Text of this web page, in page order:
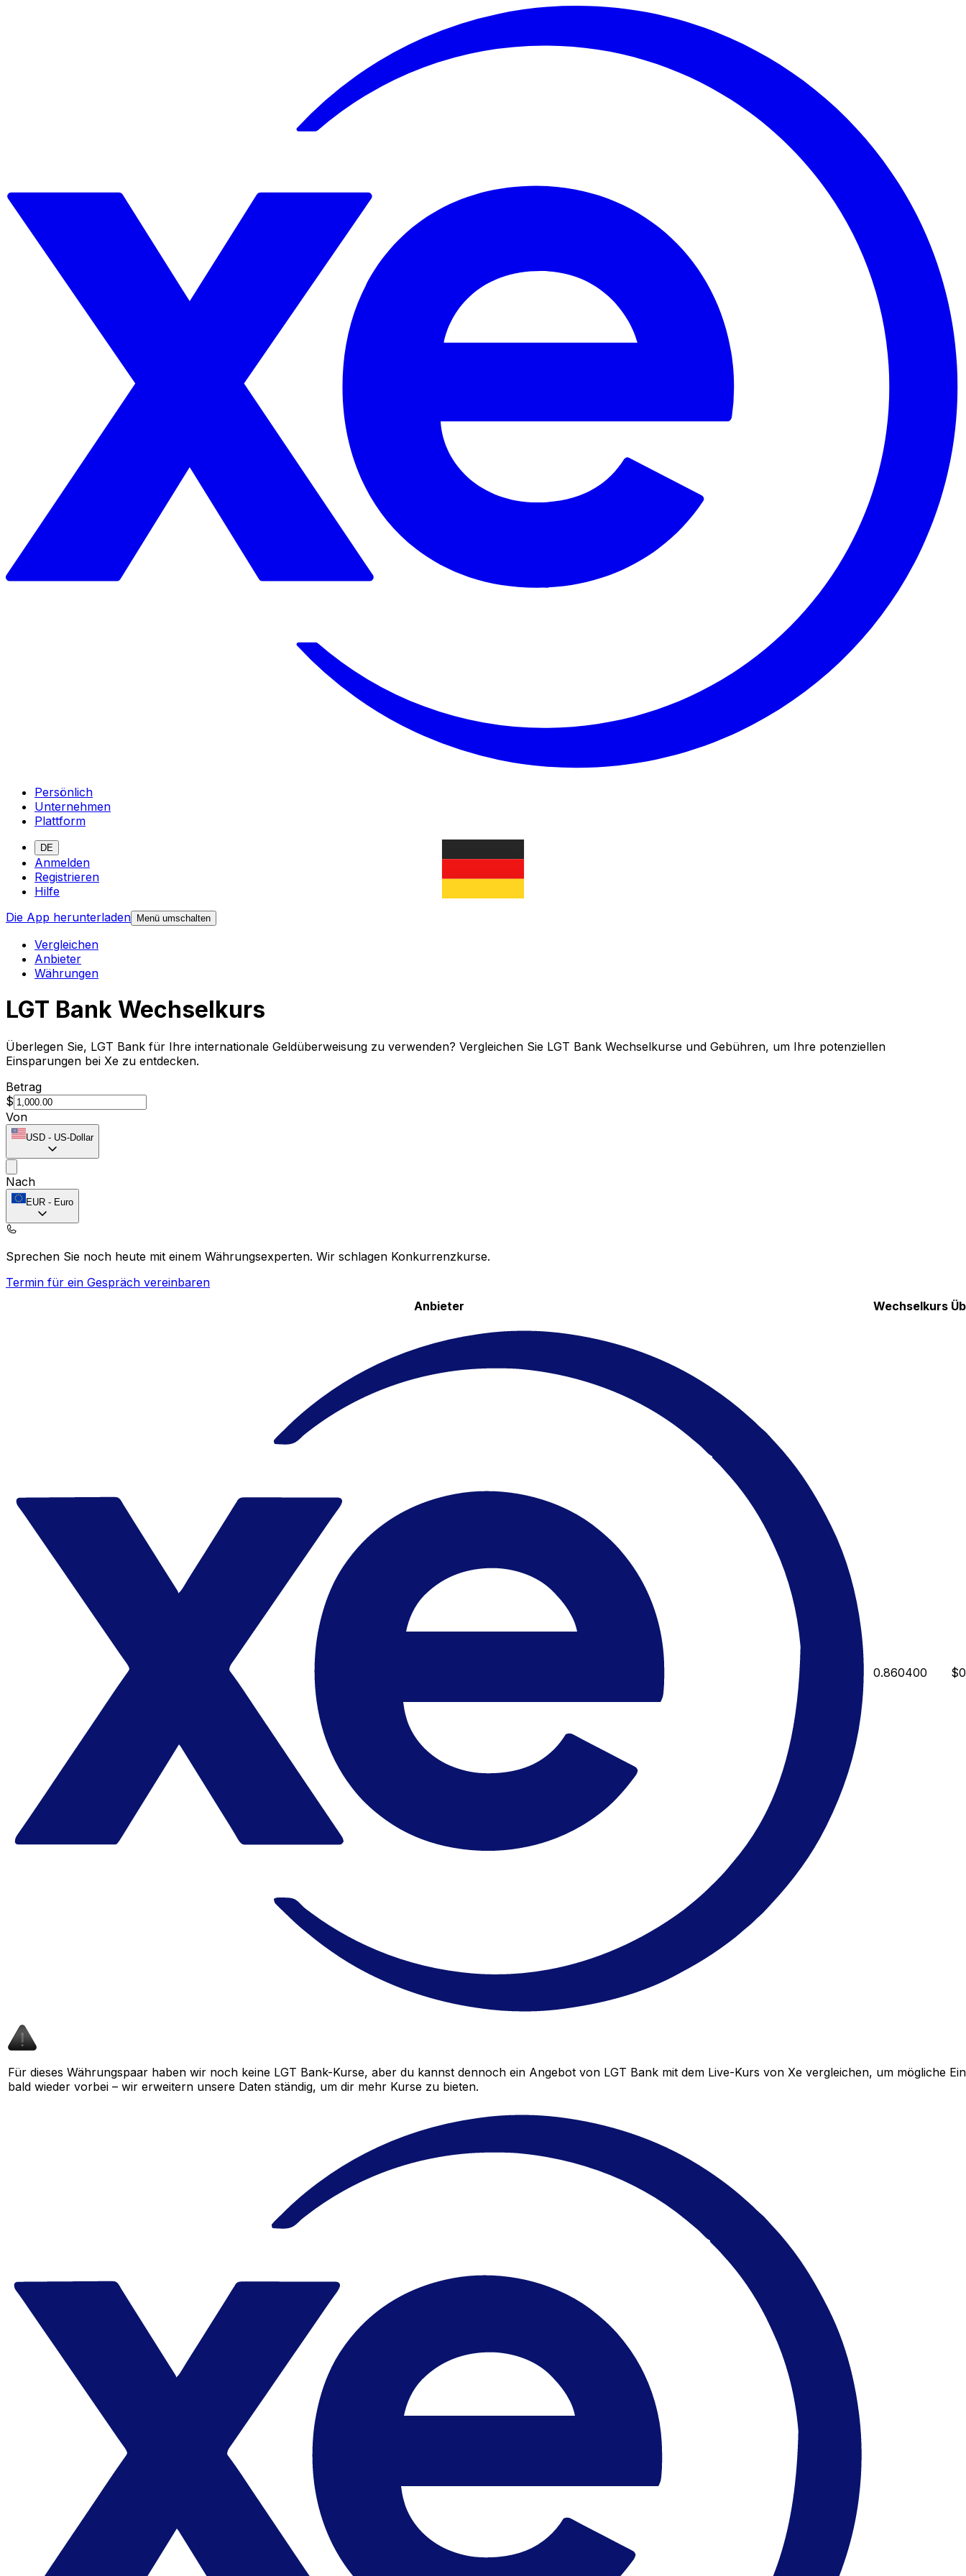
Persönlich
Unternehmen
Plattform
DE
Anmelden
Registrieren
Hilfe
Die App herunterladen Menü umschalten
Vergleichen
Anbieter
Währungen
LGT Bank Wechselkurs
Überlegen Sie, LGT Bank für Ihre internationale Geldüberweisung zu verwenden? Vergleichen Sie LGT Bank Wechselkurse und Gebühren, um Ihre potenziellen
Einsparungen bei Xe zu entdecken.
Betrag
$
Von
USD - US-Dollar
Nach
EUR - Euro
Sprechen Sie noch heute mit einem Währungsexperten. Wir schlagen Konkurrenzkurse.
Termin für ein Gespräch vereinbaren
Anbieter
Wechselkurs
0.860400 $0
Für dieses Währungspaar haben wir noch keine LGT Bank-Kurse, aber du kannst dennoch ein Angebot von LGT Bank mit dem Live-Kurs von Xe vergleichen, um mögliche
bald wieder vorbei – wir erweitern unsere Daten ständig, um dir mehr Kurse zu bieten.